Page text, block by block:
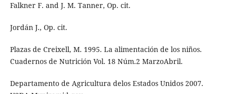
Falkner F. and J. M. Tanner, Op. cit.
Jordán J., Op. cit.
Plazas de Creixell, M. 1995. La alimentación de los niños.
Cuadernos de Nutrición Vol. 18 Núm.2 MarzoAbril.
Departamento de Agricultura delos Estados Unidos 2007.